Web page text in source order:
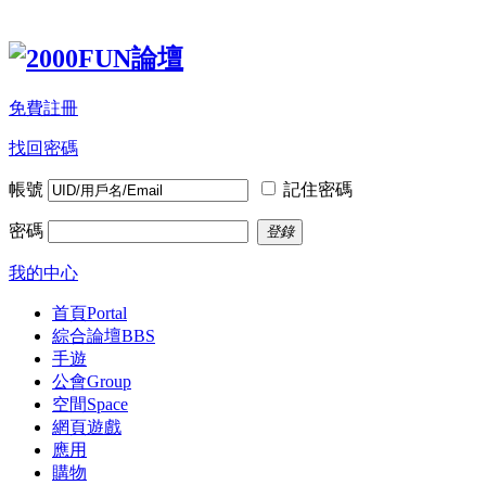
免費註冊
找回密碼
帳號 記住密碼
密碼 登錄
我的中心
首頁Portal
綜合論壇BBS
手遊
公會Group
空間Space
網頁遊戲
應用
購物